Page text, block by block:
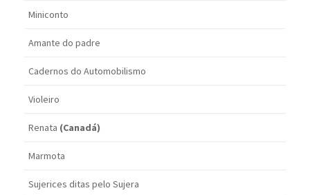
Miniconto
Amante do padre
Cadernos do Automobilismo
Violeiro
Renata (Canadá)
Marmota
Sujerices ditas pelo Sujera